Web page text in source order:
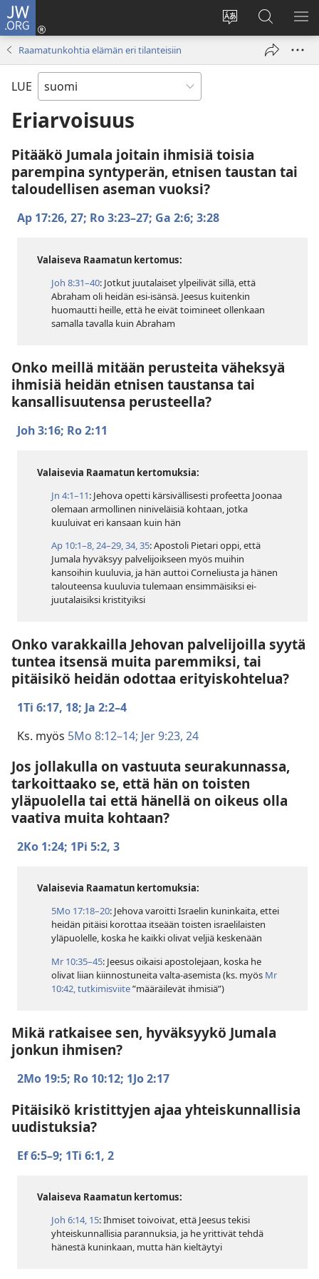
JW.ORG
Vaihda
sivuston
Kirjaudu
(avaa
Hae
JW.ORG-
sivustolta
Raamatunkohtia elämän eri tilanteisiin
LUE
Eriarvoisuus
Pitääkö Jumala joitain ihmisiä toisia
parempina syntyperän, etnisen taustan tai
taloudellisen aseman vuoksi?
Ap 17:26, 27; Ro 3:23–27; Ga 2:6; 3:28
Valaiseva Raamatun kertomus:
Joh 8:31–40: Jotkut juutalaiset ylpeilivät sillä, että
Abraham oli heidän esi-isänsä. Jeesus kuitenkin
huomautti heille, että he eivät toimineet ollenkaan
samalla tavalla kuin Abraham
Onko meillä mitään perusteita väheksyä
ihmisiä heidän etnisen taustansa tai
kansallisuutensa perusteella?
Joh 3:16; Ro 2:11
Valaisevia Raamatun kertomuksia:
Jn 4:1–11: Jehova opetti kärsivällisesti profeetta Joonaa
olemaan armollinen niniveläisiä kohtaan, jotka
kuuluivat eri kansaan kuin hän
Ap 10:1–8,24–29,34, 35: Apostoli Pietari oppi, että
Jumala hyväksyy palvelijoikseen myös muihin
kansoihin kuuluvia, ja hän auttoi Corneliusta ja hänen
talouteensa kuuluvia tulemaan ensimmäisiksi ei-
juutalaisiksi kristityiksi
Onko varakkailla Jehovan palvelijoilla syytä
tuntea itsensä muita paremmiksi, tai
pitäisikö heidän odottaa erityiskohtelua?
1Ti 6:17, 18; Ja 2:2–4
Ks. myös 5Mo 8:12–14; Jer 9:23, 24
Jos jollakulla on vastuuta seurakunnassa,
tarkoittaako se, että hän on toisten
yläpuolella tai että hänellä on oikeus olla
vaativa muita kohtaan?
2Ko 1:24; 1Pi 5:2, 3
Valaisevia Raamatun kertomuksia:
5Mo 17:18–20: Jehova varoitti Israelin kuninkaita, ettei
heidän pitäisi korottaa itseään toisten israelilaisten
yläpuolelle, koska he kaikki olivat veljiä keskenään
Mr 10:35–45: Jeesus oikaisi apostolejaan, koska he
olivat liian kiinnostuneita valta-asemista (ks. myös Mr
10:42, tutkimisviite”määräilevät ihmisiä”)
Mikä ratkaisee sen, hyväksyykö Jumala
jonkun ihmisen?
2Mo 19:5; Ro 10:12; 1Jo 2:17
Pitäisikö kristittyjen ajaa yhteiskunnallisia
uudistuksia?
Ef 6:5–9; 1Ti 6:1, 2
Valaiseva Raamatun kertomus:
Joh 6:14, 15: Ihmiset toivoivat, että Jeesus tekisi
yhteiskunnallisia parannuksia, ja he yrittivät tehdä
hänestä kuninkaan, mutta hän kieltäytyi